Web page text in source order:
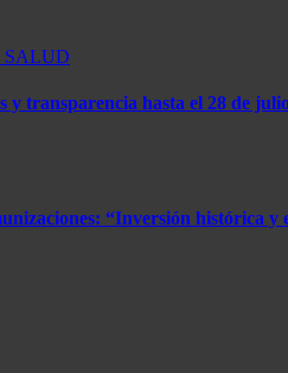
SALUD
y transparencia hasta el 28 de
“Inversión histórica